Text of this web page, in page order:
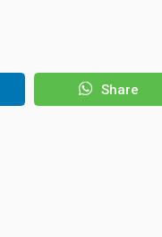
Share